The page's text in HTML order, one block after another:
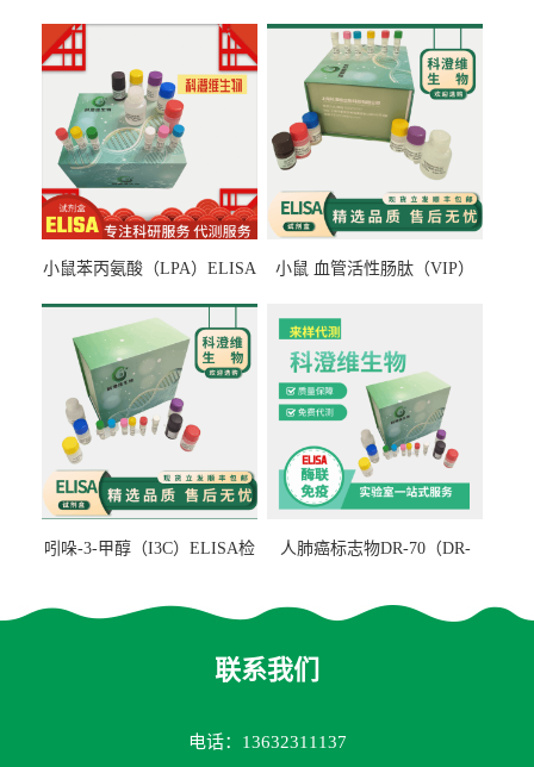
小鼠苯丙氨酸（LPA）ELISA
小鼠 血管活性肠肽（VIP）
吲哚-3-甲醇（I3C）ELISA检
人肺癌标志物DR-70（DR-
联系我们
电话：13632311137